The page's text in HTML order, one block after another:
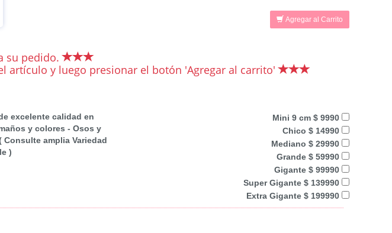
Agregar al Carrito
su pedido.
artículo y luego presionar el botón 'Agregar al carrito'
excelente calidad en
y colores - Osos y
Consulte amplia Variedad
)
Mini 9 cm $ 9990
Chico $ 14990
Mediano $ 29990
Grande $ 59990
Gigante $ 99990
Super Gigante $ 139990
Extra Gigante $ 199990